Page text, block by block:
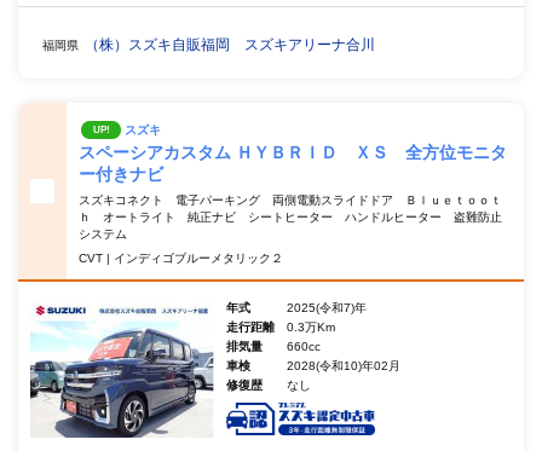
福岡県 （株）スズキ自販福岡 スズキアリーナ合川
UP! スズキ
スペーシアカスタム ＨＹＢＲＩＤ ＸＳ 全方位モニタ
ー付きナビ
スズキコネクト 電子パーキング 両側電動スライドドア Ｂｌｕｅｔｏｏｔ
ｈ オートライト 純正ナビ シートヒーター ハンドルヒーター 盗難防止
システム
CVT | インディゴブルーメタリック２
年式
2025(令和7)年
走行距離
0.3万Km
排気量
660cc
車検
2028(令和10)年02月
修復歴
なし